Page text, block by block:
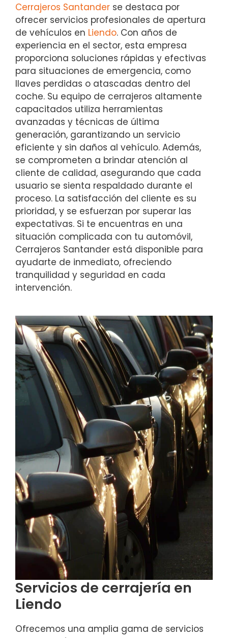
Cerrajeros Santander se destaca por
ofrecer servicios profesionales de apertura
de vehículos en Liendo. Con años de
experiencia en el sector, esta empresa
proporciona soluciones rápidas y efectivas
para situaciones de emergencia, como
llaves perdidas o atascadas dentro del
coche. Su equipo de cerrajeros altamente
capacitados utiliza herramientas
avanzadas y técnicas de última
generación, garantizando un servicio
eficiente y sin daños al vehículo. Además,
se comprometen a brindar atención al
cliente de calidad, asegurando que cada
usuario se sienta respaldado durante el
proceso. La satisfacción del cliente es su
prioridad, y se esfuerzan por superar las
expectativas. Si te encuentras en una
situación complicada con tu automóvil,
Cerrajeros Santander está disponible para
ayudarte de inmediato, ofreciendo
tranquilidad y seguridad en cada
intervención.
Servicios de cerrajería en
Liendo
Ofrecemos una amplia gama de servicios